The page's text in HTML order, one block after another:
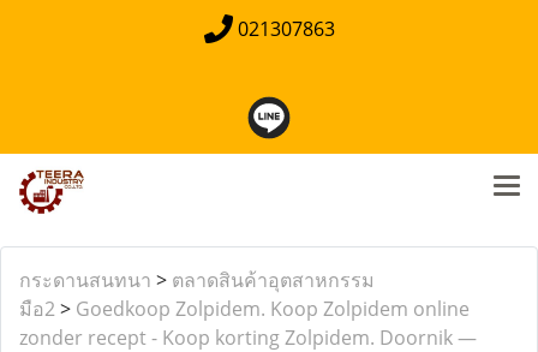
021307863
กระดานสนทนา > ตลาดสินค้าอุตสาหกรรม
มือ2> Goedkoop Zolpidem. Koop Zolpidem online
zonder recept - Koop korting Zolpidem. Doornik —